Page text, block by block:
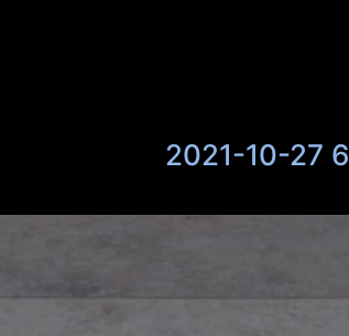
2021-10-27 6